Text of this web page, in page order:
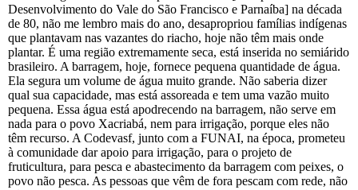
Desenvolvimento do Vale do São Francisco e Parnaíba] na década
de 80, não me lembro mais do ano, desapropriou famílias indígenas
que plantavam nas vazantes do riacho, hoje não têm mais onde
plantar. É uma região extremamente seca, está inserida no semiárido
brasileiro. A barragem, hoje, fornece pequena quantidade de água.
Ela segura um volume de água muito grande. Não saberia dizer
qual sua capacidade, mas está assoreada e tem uma vazão muito
pequena. Essa água está apodrecendo na barragem, não serve em
nada para o povo Xacriabá, nem para irrigação, porque eles não
têm recurso. A Codevasf, junto com a FUNAI, na época, prometeu
à comunidade dar apoio para irrigação, para o projeto de
fruticultura, para pesca e abastecimento da barragem com peixes, o
povo não pesca. As pessoas que vêm de fora pescam com rede, não